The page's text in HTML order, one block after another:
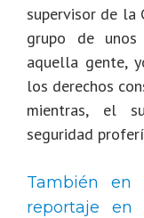
supervisor de la
grupo de
aquella gente,
los derechos
mientras, el
seguridad
También en
reportaje